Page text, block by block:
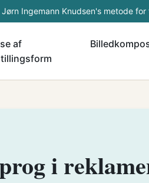
Jørn Ingemann Knudsen's metode
af
i